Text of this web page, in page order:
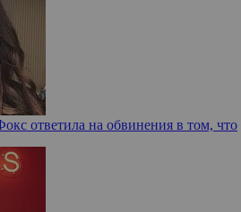
ответила на обвинения в том, что